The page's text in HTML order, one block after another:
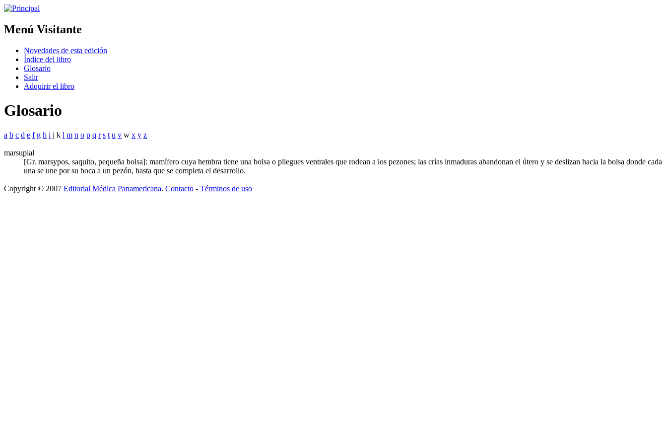
Menú Visitante
Novedades de esta edición
Índice del libro
Glosario
Salir
Adquirir el libro
Glosario
a b c d e f g h i j k l m n o p q r s t u v w x y z
marsupial
[Gr. marsypos, saquito, pequeña bolsa]: mamífero cuya hembra tiene una bolsa o pliegues ventrales que rodean a los pezones; las crías inmaduras abandonan el útero y se deslizan hacia la bolsa donde cada
una se une por su boca a un pezón, hasta que se completa el desarrollo.
Copyright © 2007 Editorial Médica Panamericana. Contacto - Términos de uso